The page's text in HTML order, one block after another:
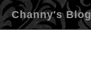
Channy's Blog